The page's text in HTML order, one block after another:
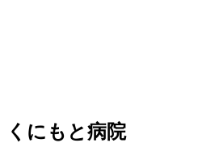
くにもと病院